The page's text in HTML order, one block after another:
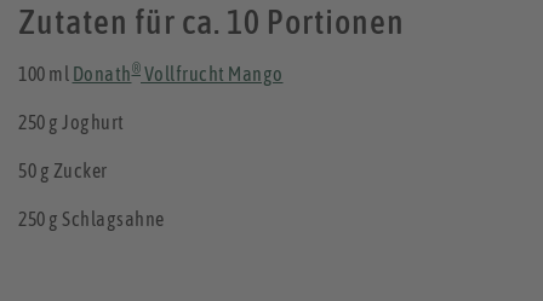
Zutaten für ca. 10 Portionen
100 ml Donath® Vollfrucht Mango
250 g Joghurt
50 g Zucker
250 g Schlagsahne